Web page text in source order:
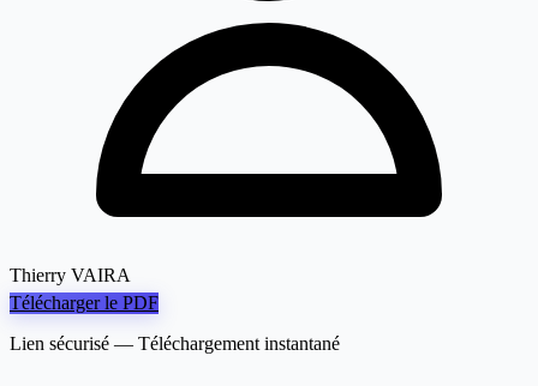
Thierry VAIRA
Télécharger le PDF
Lien sécurisé — Téléchargement instantané